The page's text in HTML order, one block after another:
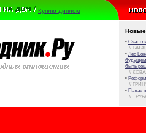
Куплю диплом
Новые
•
//
• Лео
будущем
быть
//
•
//
• Палач
//